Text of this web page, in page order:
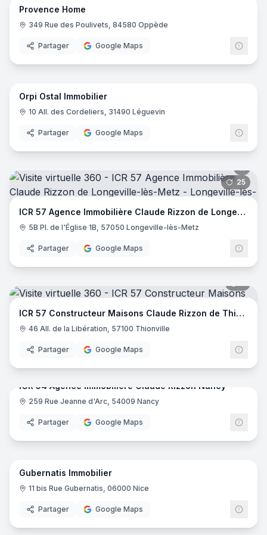
Provence Home
349 Rue des Poulivets, 84580 Oppède
Partager Google Maps
7
Orpi Ostal Immobilier
10 All. des Cordeliers, 31490 Léguevin
Partager Google Maps
25
ICR 57 Agence Immobilière Claude Rizzon de Longeville-lès-Metz
5B Pl. de l'Église 1B, 57050 Longeville-lès-Metz
Partager Google Maps
ICR 57 Constructeur Maisons Claude Rizzon de Thionville
46 All. de la Libération, 57100 Thionville
Partager Google Maps
ICR 54 Agence immobilière Claude Rizzon Nancy
259 Rue Jeanne d'Arc, 54009 Nancy
Partager Google Maps
5
Gubernatis Immobilier
11 bis Rue Gubernatis, 06000 Nice
Partager Google Maps